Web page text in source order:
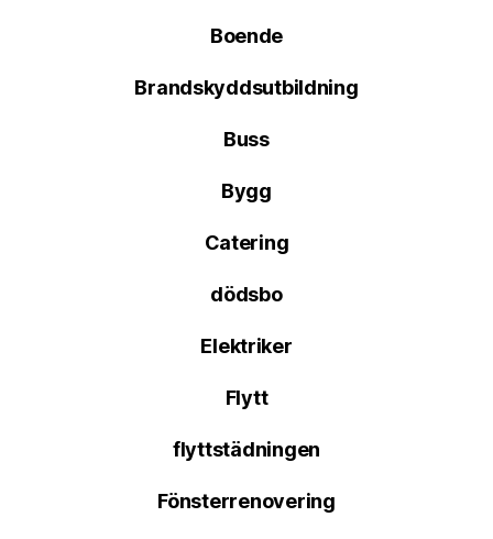
Boende
Brandskyddsutbildning
Buss
Bygg
Catering
dödsbo
Elektriker
Flytt
flyttstädningen
Fönsterrenovering